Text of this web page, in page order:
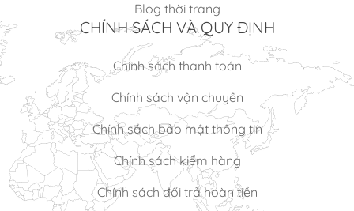
Blog thời trang
CHÍNH SÁCH VÀ QUY ĐỊNH
Chính sách thanh toán
Chính sách vận chuyển
Chính sách bảo mật thông tin
Chính sách kiểm hàng
Chính sách đổi trả hoàn tiền